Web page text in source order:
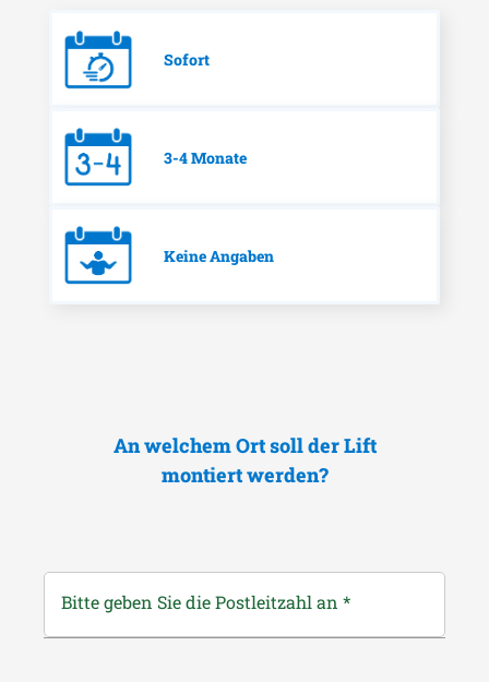
Sofort
3-4 Monate
Keine Angaben
An welchem Ort soll der Lift
montiert werden?
Bitte geben Sie die Postleitzahl an *